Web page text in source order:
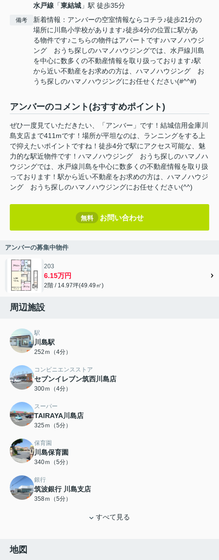
水戸線 「東結城 」駅 徒歩35分
備考
新着情報：アンバーの空室情報ならコチラ♪徒歩21分の
場所に川島小学校があります♪徒歩4分の位置に駅があ
る物件です♪こちらの物件はアパートです♪ハマノハウジ
ング おうち探しのハマノハウジングでは、水戸線川島
を中心に数多くの不動産情報を取り扱っております♪駅
から近い不動産をお求めの方は、ハマノハウジング お
うち探しのハマノハウジングにお任せください(#^^#)
アンバーのコメント(おすすめポイント)
ぜひ一度見ていただきたい、「アンバー」です！結城信用金庫川
島支店まで411mです！場所が平坦なのは、ランニングをする上
で抑えたいポイントですね！徒歩4分で駅にアクセス可能な、魅
力的な駅近物件です！ハマノハウジング おうち探しのハマノハ
ウジングでは、水戸線川島を中心に数多くの不動産情報を取り扱
っております！駅から近い不動産をお求めの方は、ハマノハウジ
ング おうち探しのハマノハウジングにお任せください(^^)
無料 お問い合わせ
アンバーの募集中物件
203
6.15万円
2階 / 14.97坪(49.49㎡)
周辺施設
駅
川島駅
252ｍ（4分）
コンビニエンスストア
セブンイレブン筑西川島店
300ｍ（4分）
スーパー
TAIRAYA川島店
325ｍ（5分）
保育園
川島保育園
340ｍ（5分）
銀行
筑波銀行 川島支店
358ｍ（5分）
すべて見る
地図